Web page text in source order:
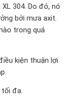
304. Do đó, nó
bởi mưa axit.
trong quá
kiện thuận lợi
đa.